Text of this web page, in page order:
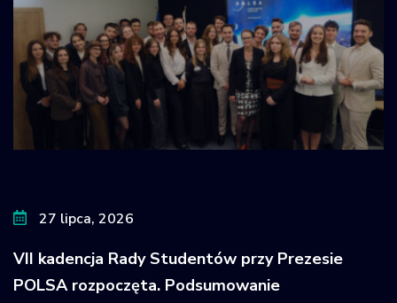
27 lipca, 2026
VII kadencja Rady Studentów przy Prezesie
POLSA rozpoczęta. Podsumowanie